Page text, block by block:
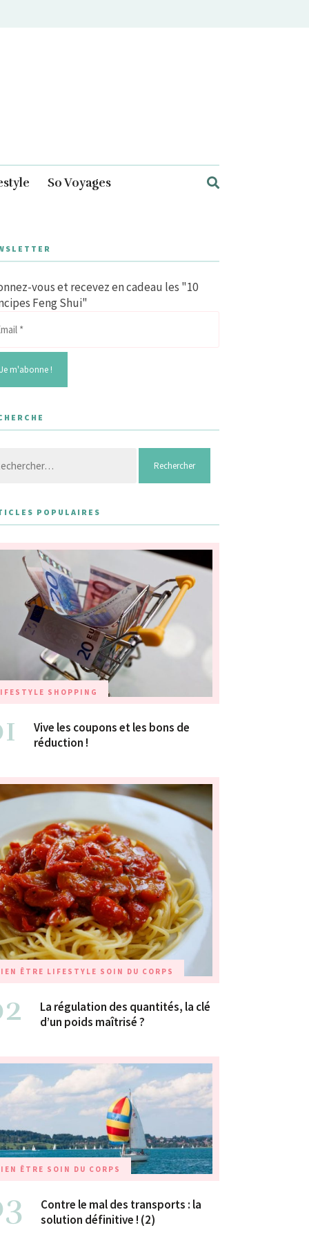
So Voyages
vous et recevez en cadeau les "10
Feng Shui"
POPULAIRES
SHOPPING
Vive les coupons et les bons de
réduction !
ÊTRE LIFESTYLE SOIN DU CORPS
La régulation des quantités, la clé
d’un poids maîtrisé ?
ÊTRE SOIN DU CORPS
Contre le mal des transports : la
solution définitive ! (2)